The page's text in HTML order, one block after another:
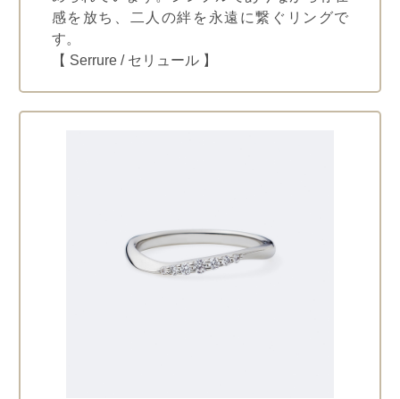
感を放ち、二人の絆を永遠に繋ぐリングで
す。
【 Serrure / セリュール 】